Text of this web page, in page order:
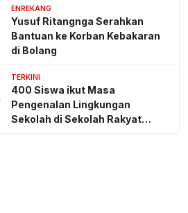
ENREKANG
Yusuf Ritangnga Serahkan
Bantuan ke Korban Kebakaran
di Bolang
TERKINI
400 Siswa ikut Masa
Pengenalan Lingkungan
Sekolah di Sekolah Rakyat